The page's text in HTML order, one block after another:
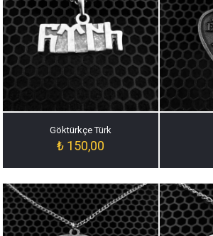
Göktürkçe Türk
₺ 150,00